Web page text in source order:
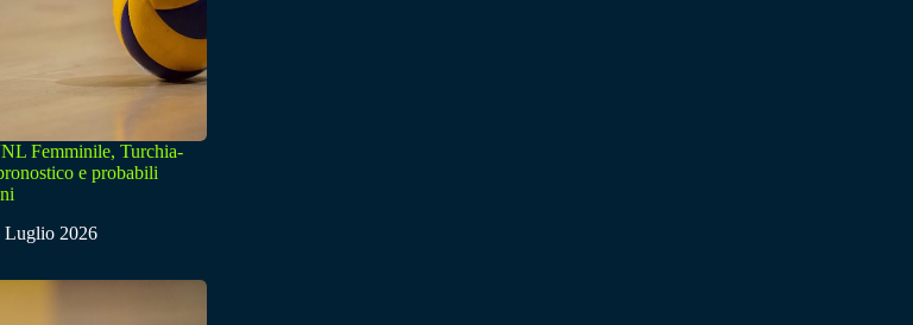
Femminile, Turchia-
e probabili
Luglio 2026